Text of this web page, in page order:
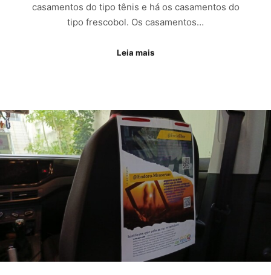
casamentos do tipo tênis e há os casamentos do
tipo frescobol. Os casamentos…
Leia mais